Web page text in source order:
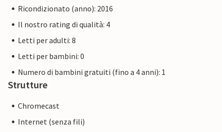
giorno al Värld di Astrid Lindgren a Vimmerby.
Ricondizionato (anno): 2016
Il nostro rating di qualità: 4
Letti per adulti: 8
Letti per bambini: 0
Numero di bambini gratuiti (fino a 4 anni): 1
Strutture
Chromecast
Internet (senza fili)